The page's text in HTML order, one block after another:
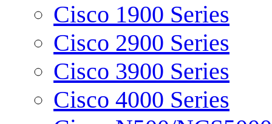
Cisco 1900 Series
Cisco 2900 Series
Cisco 3900 Series
Cisco 4000 Series